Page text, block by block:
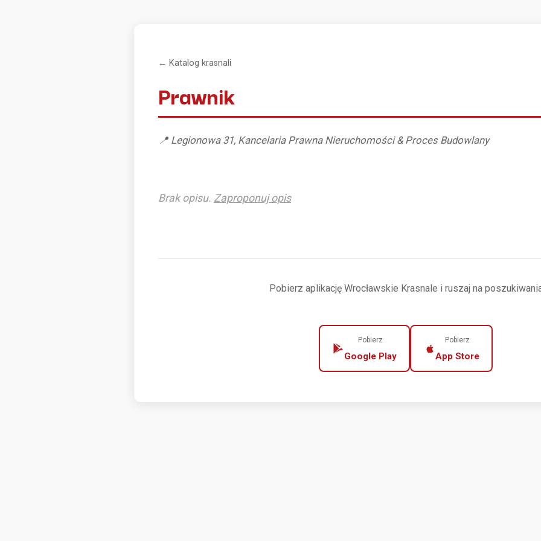
← Katalog krasnali
Prawnik
📍 Legionowa 31, Kancelaria Prawna Nieruchomości & Proces Budowlany
Brak opisu. Zaproponuj opis
Pobierz aplikację Wrocławskie Krasnale i ruszaj na
Pobierz
Google Play
Pobierz
App Store